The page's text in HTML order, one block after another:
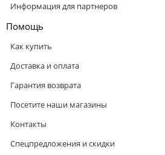
Информация для партнеров
Помощь
Как купить
Доставка и оплата
Гарантия возврата
Посетите наши магазины
Контакты
Спецпредложения и скидки